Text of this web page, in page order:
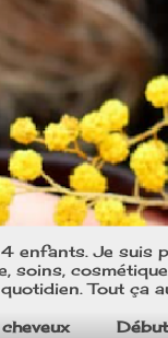
enfants. Je suis
soins,
Tout ça